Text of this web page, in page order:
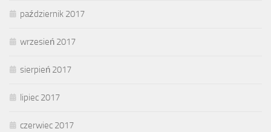
październik 2017
wrzesień 2017
sierpień 2017
lipiec 2017
czerwiec 2017